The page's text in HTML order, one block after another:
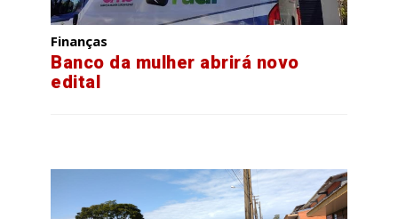
Finanças
Banco da mulher abrirá novo
edital